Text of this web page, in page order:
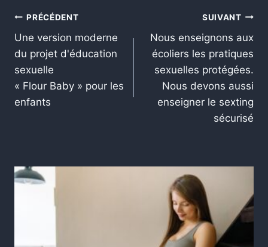
PRÉCÉDENT
Une version moderne
du projet d'éducation
sexuelle
« Flour Baby » pour les
enfants
SUIVANT
Nous enseignons aux
écoliers les pratiques
sexuelles protégées.
Nous devons aussi
enseigner le sexting
sécurisé